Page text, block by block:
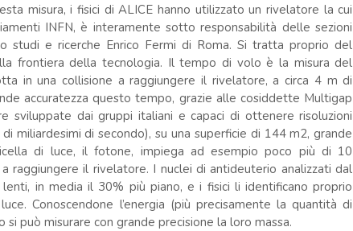
misura, i fisici di ALICE hanno utilizzato un rivelatore la cui
INFN, è interamente sotto responsabilità delle sezioni
studi e ricerche Enrico Fermi di Roma. Si tratta proprio del
frontiera della tecnologia. Il tempo di volo è la misura del
in una collisione a raggiungere il rivelatore, a circa 4 m di
accuratezza questo tempo, grazie alle cosiddette Multigap
sviluppate dai gruppi italiani e capaci di ottenere risoluzioni
miliardesimi di secondo), su una superficie di 144 m2, grande
di luce, il fotone, impiega ad esempio poco più di 10
raggiungere il rivelatore. I nuclei di antideuterio analizzati dal
in media il 30% più piano, e i fisici li identificano proprio
Conoscendone l’energia (più precisamente la quantità di
può misurare con grande precisione la loro massa.